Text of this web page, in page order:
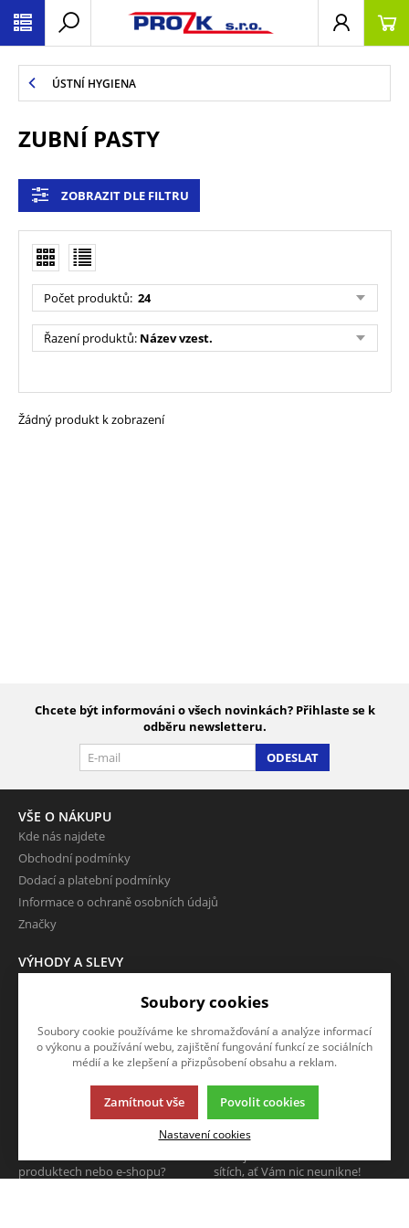
ÚSTNÍ HYGIENA
ZUBNÍ PASTY
ZOBRAZIT DLE FILTRU
Počet produktů: 24
Řazení produktů: Název vzest.
Žádný produkt k zobrazení
Chcete být informováni o všech novinkách? Přihlaste se k
odběru newsletteru.
ODESLAT
VŠE O NÁKUPU
Kde nás najdete
Obchodní podmínky
Dodací a platební podmínky
Informace o ochraně osobních údajů
Značky
VÝHODY A SLEVY
O FIRMĚ
NAPIŠTE NÁM
produktech nebo e-shopu?
SLEDUJTE NÁS
sítích, ať Vám nic neunikne!
Soubory cookies
Soubory cookie používáme ke shromažďování a analýze informací
o výkonu a používání webu, zajištění fungování funkcí ze sociálních
médií a ke zlepšení a přizpůsobení obsahu a reklam.
Zamítnout vše Povolit cookies
Nastavení cookies